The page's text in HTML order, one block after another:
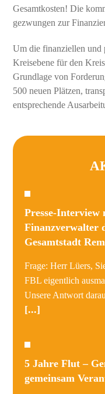
Gesamtkosten! Die
gezwungen zur
Um die finanziellen und
Kreisebene für den
Grundlage von
500 neuen Plätzen,
entsprechende
Presse-Interview
Finanzverwalter
Gesamtstadt
Frage: Herr Lüers,
FBL eigentlich
Unsere Antwort
[...]
5 Jahre Flut –
gemeinsam